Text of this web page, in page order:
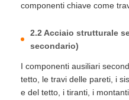
componenti chiave come
2.2 Acciaio strutturale
secondario)
I componenti ausiliari
tetto, le travi delle pareti, i
e del tetto, i tiranti, i